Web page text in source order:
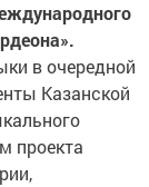
в очередной
Казанской
проекта